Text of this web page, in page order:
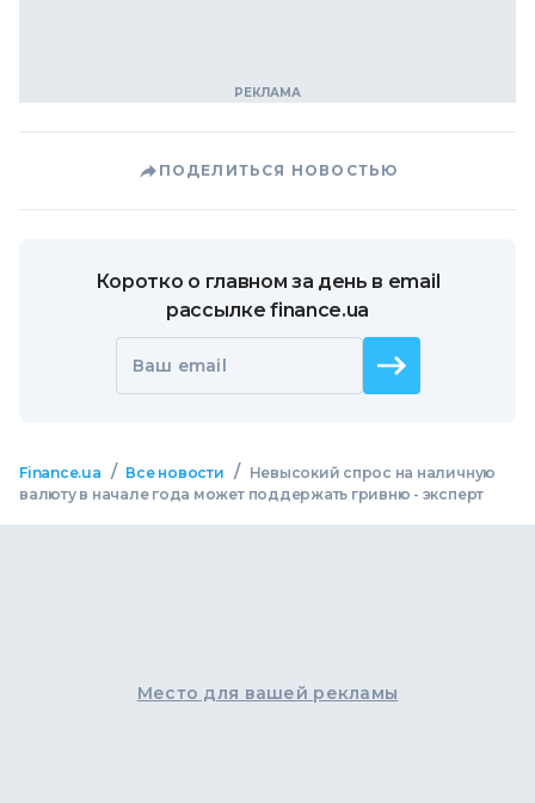
ПОДЕЛИТЬСЯ НОВОСТЬЮ
Коротко о главном за день в email
рассылке finance.ua
Ваш email
Finance.ua / Все новости /
Невысокий спрос на наличную
валюту в начале года может поддержать гривню - эксперт
Место для вашей рекламы